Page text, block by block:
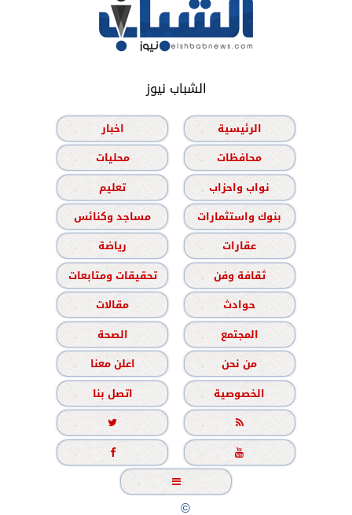
الشباب نيوز
الرئيسية
اخبار
محافظات
محليات
نواب واحزاب
تعليم
بنوك واستثمارات
مساجد وكنائس
عقارات
رياضة
ثقافة وفن
تحقيقات ومتابعات
حوادث
مقالات
المجتمع
الصحة
من نحن
اعلن معنا
الخصوصية
اتصل بنا





جميع الحقوق محفوظة©